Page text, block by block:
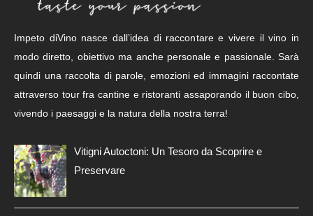
Impeto diVino nasce dall’idea di raccontare e vivere il vino in
modo diretto, obiettivo ma anche personale e passionale. Sarà
quindi una raccolta di parole, emozioni ed immagini raccontate
attraverso tour fra cantine e ristoranti assaporando il buon cibo,
vivendo i paesaggi e la natura della nostra terra!
Vitigni Autoctoni: Un Tesoro da Scoprire e
Preservare